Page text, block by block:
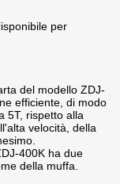
per
del modello ZDJ-
efficiente, di modo
5T, rispetto alla
velocità, della
400K ha due
della muffa.